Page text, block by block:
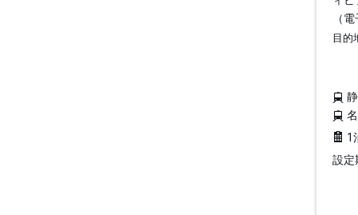
（
目的
1
設